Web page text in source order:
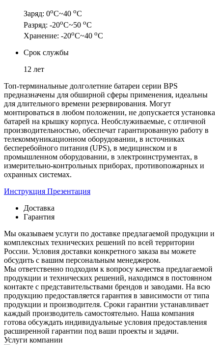
Заряд: 0оС~40 оС
Разряд: -20оС~50 оС
Хранение: -20оС~40 оС
Срок службы
12 лет
Топ-терминальные долголетние батареи серии BPS
предназначены для обширной сферы применения, идеальны
для длительного времени резервирования. Могут
монтироваться в любом положении, не допускается установка
батарей на крышку корпуса. Необслуживаемые, с отличной
производительностью, обеспечат гарантированную работу в
телекоммуникационном оборудовании, в источниках
бесперебойного питания (UPS), в медицинском и в
промышленном оборудовании, в электроинструментах, в
измерительно-контрольных приборах, противопожарных и
охранных системах.
Инструкция Презентация
Доставка
Гарантия
Мы оказываем услуги по доставке предлагаемой продукции и
комплексных технических решений по всей территории
России. Условия доставки конкретного заказа вы можете
обсудить с вашим персональным менеджером.
Мы ответственно подходим к вопросу качества предлагаемой
продукции и технических решений, находимся в постоянном
контакте с представительствами брендов и заводами. На всю
продукцию предоставляется гарантия в зависимости от типа
продукции и производителя. Сроки гарантии устанавливает
каждый производитель самостоятельно. Наша компания
готова обсуждать индивидуальные условия предоставления
расширенной гарантии под ваши проекты и задачи.
Услуги компании